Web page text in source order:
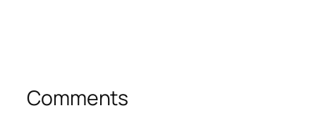
Comments